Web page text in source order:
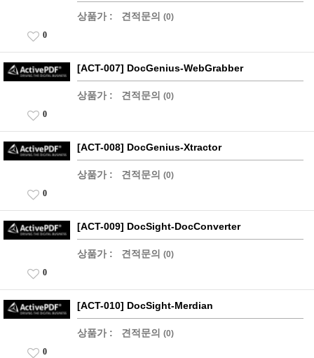
상품가 : 견적문의 (0)
0
[ACT-007] DocGenius-WebGrabber
상품가 : 견적문의 (0)
0
[ACT-008] DocGenius-Xtractor
상품가 : 견적문의 (0)
0
[ACT-009] DocSight-DocConverter
상품가 : 견적문의 (0)
0
[ACT-010] DocSight-Merdian
상품가 : 견적문의 (0)
0